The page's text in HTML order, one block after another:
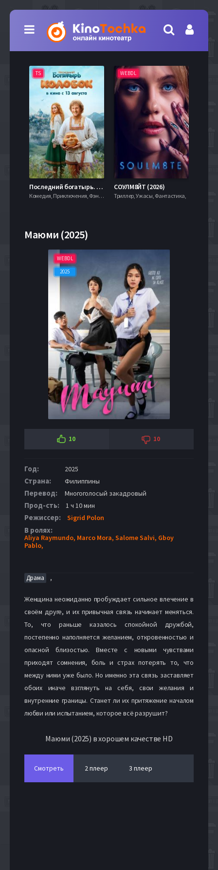
TS
Последний богатырь. Колобок (2026)
Комедия, Приключения, Фэнтези,
WEBDL
СОУЛМ8ЙТ (2026)
Триллер, Ужасы, Фантастика,
Маюми (2025)
WEBDL
2025
10 10
Год: 2025
Страна: Филиппины
Перевод: Многоголосый закадровый
Прод-сть: 1 ч 10 мин
Режиссер: Sigrid Polon
В ролях:
Aliya Raymundo, Marco Mora, Salome Salvi, Gboy
Pablo,
Драма ,
Женщина неожиданно пробуждает сильное влечение в
своём друге, и их привычная связь начинает меняться.
То, что раньше казалось спокойной дружбой,
постепенно наполняется желанием, откровенностью и
опасной близостью. Вместе с новыми чувствами
приходят сомнения, боль и страх потерять то, что
между ними уже было. Но именно эта связь заставляет
обоих иначе взглянуть на себя, свои желания и
внутренние границы. Станет ли их притяжение началом
любви или испытанием, которое всё разрушит?
Маюми (2025) в хорошем качестве HD
Смотреть 2 плеер 3 плеер